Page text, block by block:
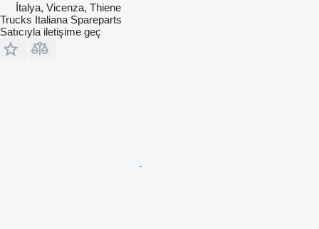
İtalya, Vicenza, Thiene
Trucks Italiana Spareparts
Satıcıyla iletişime geç